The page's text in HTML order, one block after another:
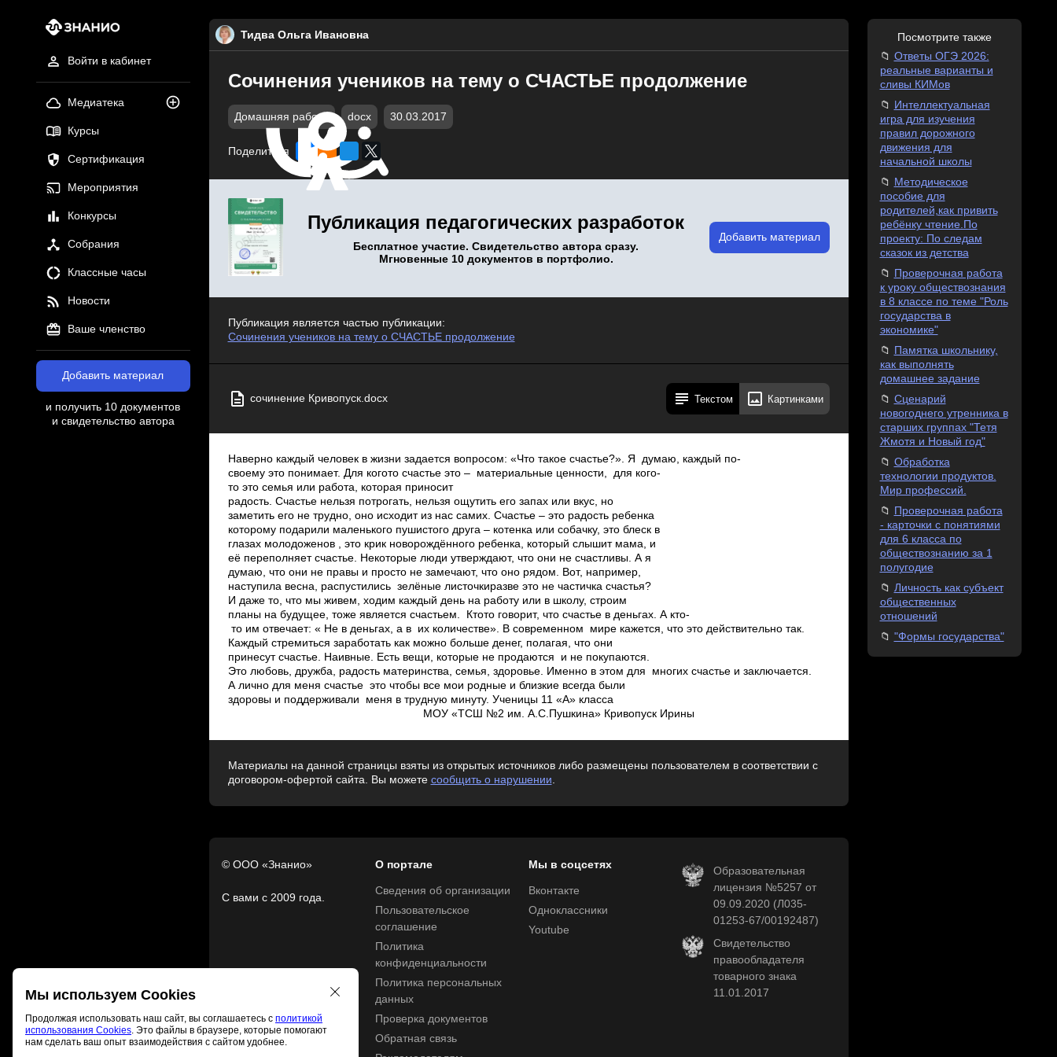
Войти в кабинет
Медиатека
Курсы
Сертификация
Мероприятия
Конкурсы
Собрания
Классные часы
Новости
Ваше членство
Добавить материал
и получить 10 документов
и свидетельство автора
Тидва Ольга Ивановна
Сочинения учеников на тему о СЧАСТЬЕ продолжение
Домашняя работа docx 30.03.2017
Поделиться
Публикация педагогических разработок
Бесплатное участие. Свидетельство автора сразу.
Мгновенные 10 документов в портфолио.
Добавить материал
Публикация является частью публикации:
Сочинения учеников на тему о СЧАСТЬЕ продолжение
сочинение Кривопуск.docx Текстом Картинками
Наверно каждый человек в жизни задается вопросом: «Что такое счастье?». Я думаю, каждый по­
своему это понимает. Для кого­то счастье это – материальные ценности, для кого­
то это семья или работа, которая приносит
радость. Счастье нельзя потрогать, нельзя ощутить его запах или вкус, но
заметить его не трудно, оно исходит из нас самих. Счастье – это радость ребенка
которому подарили маленького пушистого друга – котенка или собачку, это блеск в
глазах молодоженов , это крик новорождённого ребенка, который слышит мама, и
её переполняет счастье. Некоторые люди утверждают, что они не счастливы. А я
думаю, что они не правы и просто не замечают, что оно рядом. Вот, например,
наступила весна, распустились зелёные листочки­разве это не частичка счастья?
И даже то, что мы живем, ходим каждый день на работу или в школу, строим
планы на будущее, тоже является счастьем. Кто­то говорит, что счастье в деньгах. А кто­
то им отвечает: « Не в деньгах, а в их количестве». В современном мире кажется, что это действительно так.
Каждый стремиться заработать как можно больше денег, полагая, что они
принесут счастье. Наивные. Есть вещи, которые не продаются и не покупаются.
Это любовь, дружба, радость материнства, семья, здоровье. Именно в этом для многих счастье и заключается.
А лично для меня счастье ­ это чтобы все мои родные и близкие всегда были
здоровы и поддерживали меня в трудную минуту. Ученицы 11 «А» класса
МОУ «ТСШ №2 им. А.С.Пушкина» Кривопуск Ирины
Материалы на данной страницы взяты из открытых источников либо размещены пользователем в соответствии с
договором-офертой сайта. Вы можете сообщить о нарушении.
© ООО «Знанио»
С вами с 2009 года.
О портале
Сведения об организации
Пользовательское
соглашение
Политика
конфиденциальности
Политика персональных
данных
Проверка документов
Обратная связь
Мы в соцсетях
Вконтакте
Одноклассники
Youtube
Образовательная
лицензия №5257 от
09.09.2020 (Л035-
01253-67/00192487)
Свидетельство
правообладателя
товарного знака
11.01.2017
Посмотрите также
Ответы ОГЭ 2026:
реальные варианты и
сливы КИМов
Интеллектуальная
игра для изучения
правил дорожного
движения для
начальной школы
Методическое
пособие для
родителей,как привить
ребёнку чтение.По
проекту: По следам
сказок из детства
Проверочная работа
к уроку обществознания
в 8 классе по теме "Роль
государства в
экономике"
Памятка школьнику,
как выполнять
домашнее задание
Сценарий
новогоднего утренника в
старших группах "Тетя
Жмотя и Новый год"
Обработка
технологии продуктов.
Мир профессий.
Проверочная работа
- карточки с понятиями
для 6 класса по
обществознанию за 1
полугодие
Личность как субъект
общественных
отношений
"Формы государства"
Мы используем Cookies
Продолжая использовать наш сайт, вы соглашаетесь с политикой
использования Cookies. Это файлы в браузере, которые помогают
нам сделать ваш опыт взаимодействия с сайтом удобнее.